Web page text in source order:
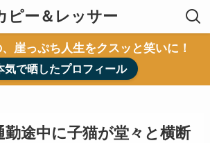
ピー＆レッサー
崖っぷち人生をクスッと笑いに！
気で晒したプロフィール
勤途中に子猫が堂々と横断